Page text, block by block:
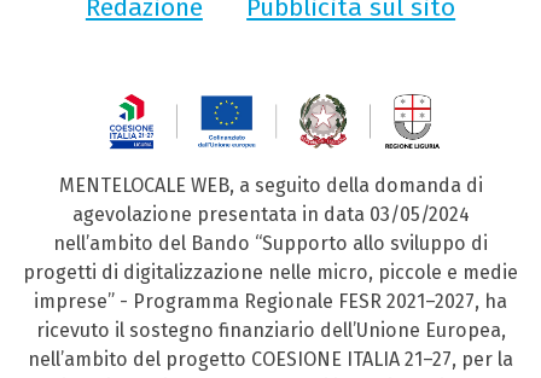
Redazione
Pubblicità sul sito
MENTELOCALE WEB, a seguito della domanda di
agevolazione presentata in data 03/05/2024
nell’ambito del Bando “Supporto allo sviluppo di
progetti di digitalizzazione nelle micro, piccole e medie
imprese” - Programma Regionale FESR 2021–2027, ha
ricevuto il sostegno finanziario dell’Unione Europea,
nell’ambito del progetto COESIONE ITALIA 21–27, per la